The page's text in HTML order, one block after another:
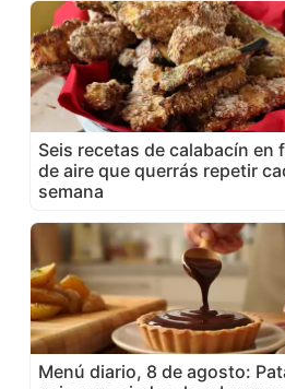
Seis recetas de calabacín en
de aire que querrás repetir
semana
Menú diario, 8 de agosto: